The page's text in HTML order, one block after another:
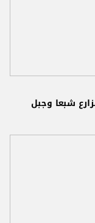
شبعا وجبل